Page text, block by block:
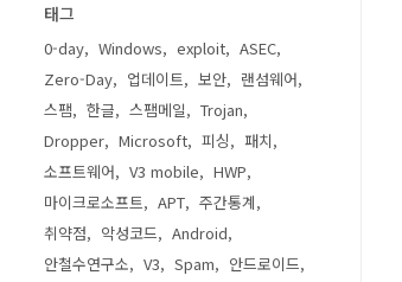
태그
0-day Windows exploit
ASEC
Zero-Day
업데이트 보안
랜섬웨어
스팸
한글 스팸메일
Trojan
Dropper
Microsoft 피싱
패치
소프트웨어
V3 mobile
HWP
마이크로소프트
APT
주간통계
취약점
악성코드
Android
안철수연구소
V3 Spam
안드로이드